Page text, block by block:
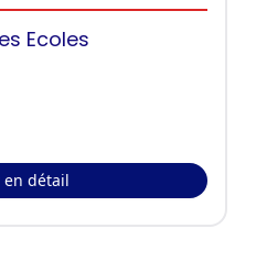
Ecoles
en détail